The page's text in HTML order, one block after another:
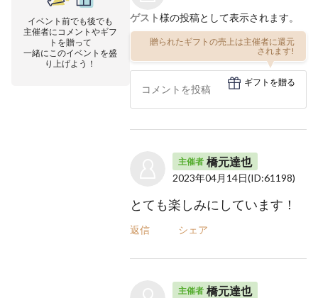
イベント前でも後でも
主催者にコメントやギフ
トを贈って
一緒にこのイベントを盛
り上げよう！
ゲスト様の投稿として表示されます。
贈られたギフトの売上は主催者に還元
されます!
ギフトを贈る
主催者 橋元達也
2023年04月14日(ID:61198)
とても楽しみにしています！
返信 シェア
主催者 橋元達也